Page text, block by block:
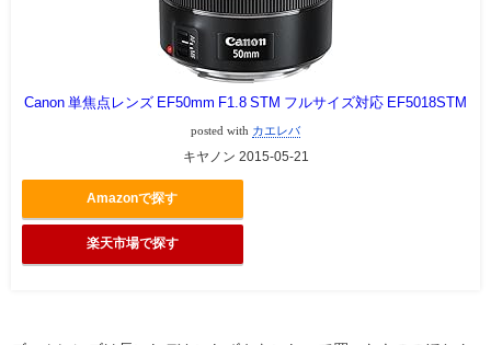
Canon 単焦点レンズ EF50mm F1.8 STM フルサイズ対応 EF5018STM
posted with カエレバ
キヤノン 2015-05-21
Amazonで探す
楽天市場で探す